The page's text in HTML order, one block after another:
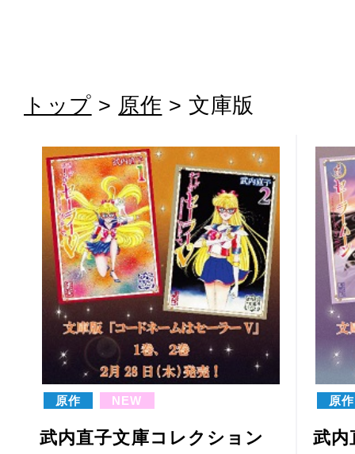
トップ > 原作 > 文庫版
原作 NEW
武内直子文庫コレクション
原作
武内